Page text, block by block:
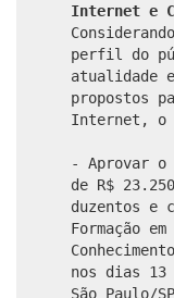
Internet e
perfil do
atualidade
propostos
Internet, o
- Aprovar
de R$
duzentos e
Formação
nos dias 13
São Paulo/